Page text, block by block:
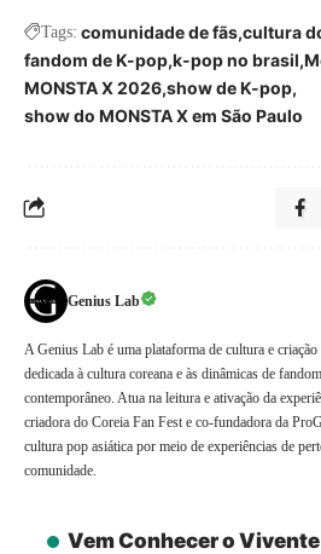
Tags: comunidade de fãs cultura
fandom de K-pop k-pop no brasil
MONSTA X 2026 show de K-pop
show do MONSTA X em São Paulo
Genius Lab
A Genius Lab é uma plataforma de cultura e criação
dedicada à cultura coreana e às dinâmicas de
contemporâneo. Atua na leitura e ativação da
criadora do Coreia Fan Fest e co-fundadora da
cultura pop asiática por meio de experiências de
comunidade.
Vem Conhecer o